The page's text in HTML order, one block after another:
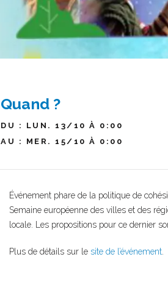
Quand ?
DU : LUN. 13/10 À 0:00
AU : MER. 15/10 À 0:00
Événement phare de la politique de
Semaine européenne des villes et des
locale. Les propositions pour ce dernier
Plus de détails sur le site de l’événement.